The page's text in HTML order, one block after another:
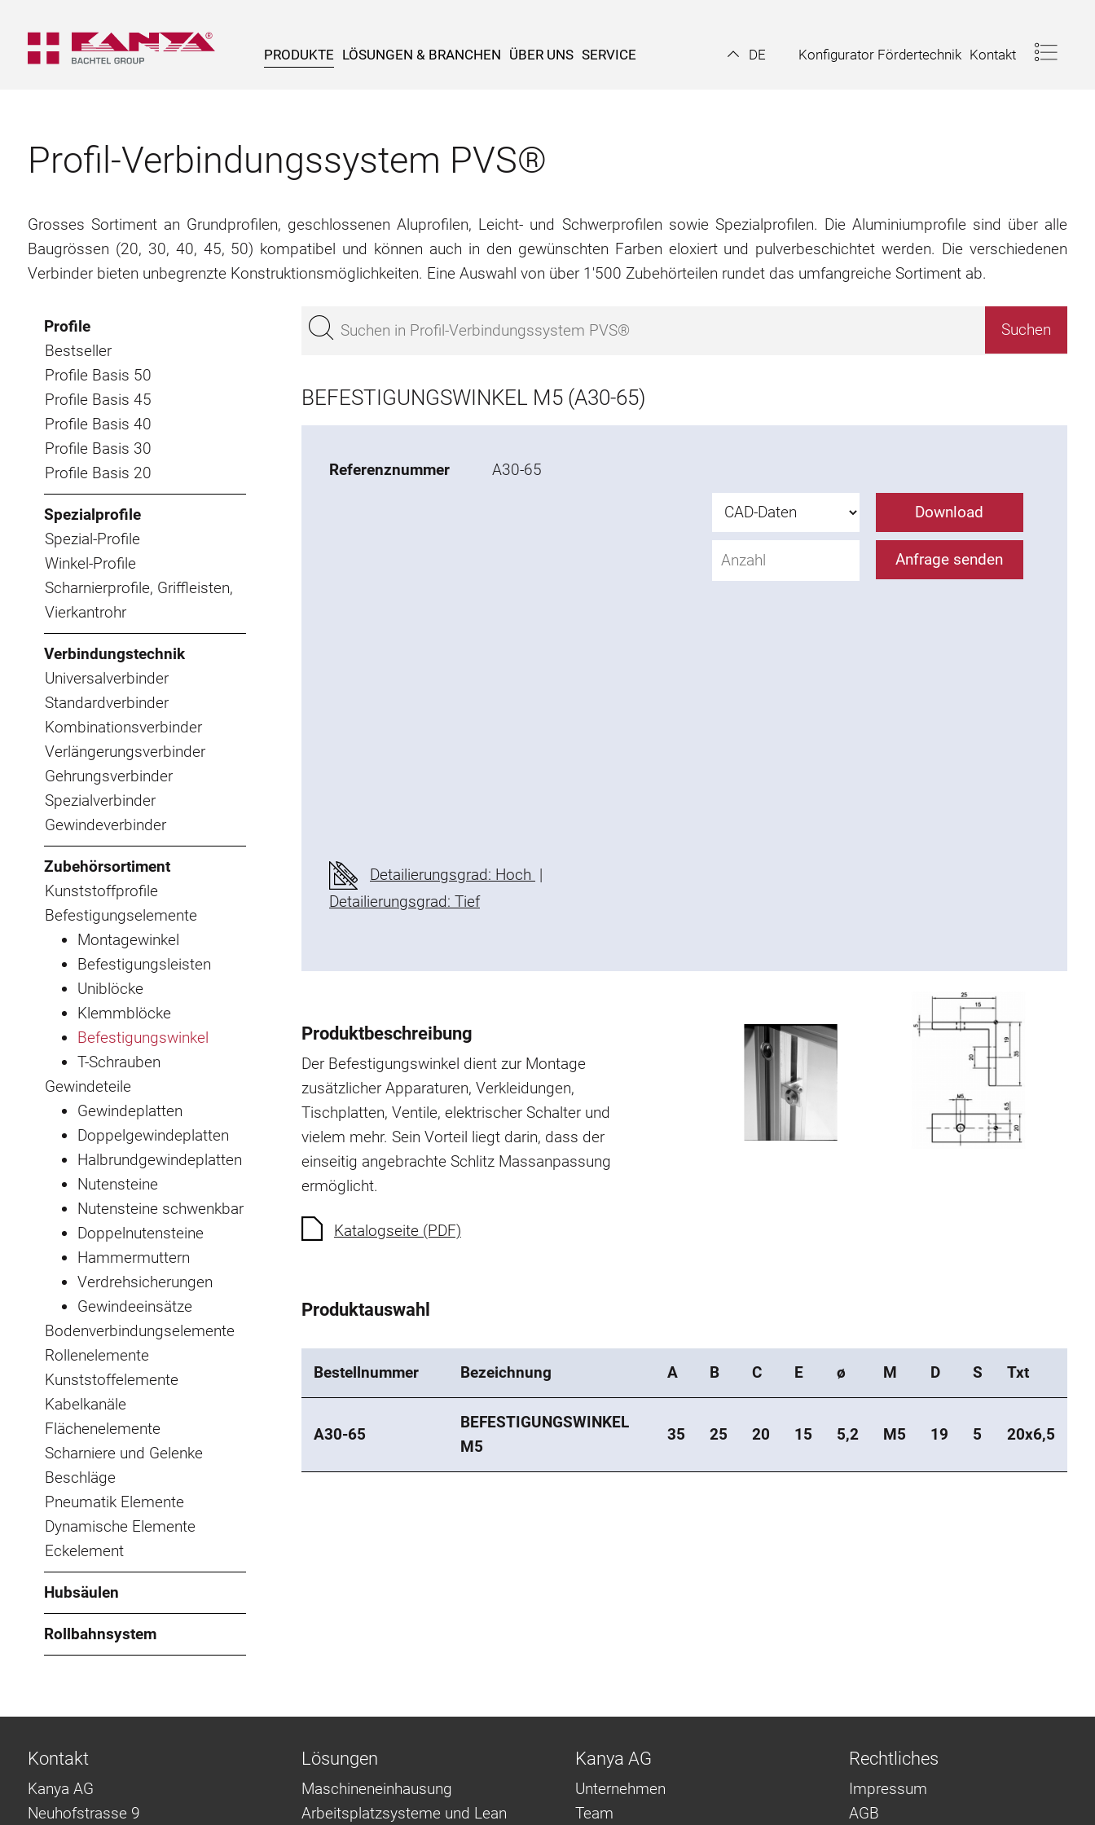
PRODUKTE LÖSUNGEN & BRANCHEN ÜBER UNS SERVICE DE Konfigurator Fördertechnik Kontakt
Profil-Verbindungssystem PVS®
Grosses Sortiment an Grundprofilen, geschlossenen Aluprofilen, Leicht- und Schwerprofilen sowie Spezialprofilen. Die Aluminiumprofile sind über alle
Baugrössen (20, 30, 40, 45, 50) kompatibel und können auch in den gewünschten Farben eloxiert und pulverbeschichtet werden. Die verschiedenen
Verbinder bieten unbegrenzte Konstruktionsmöglichkeiten. Eine Auswahl von über 1'500 Zubehörteilen rundet das umfangreiche Sortiment ab.
Profile
Bestseller
Profile Basis 50
Profile Basis 45
Profile Basis 40
Profile Basis 30
Profile Basis 20
Spezialprofile
Spezial-Profile
Winkel-Profile
Scharnierprofile, Griffleisten,
Vierkantrohr
Verbindungstechnik
Universalverbinder
Standardverbinder
Kombinationsverbinder
Verlängerungsverbinder
Gehrungsverbinder
Spezialverbinder
Gewindeverbinder
Zubehörsortiment
Kunststoffprofile
Befestigungselemente
Montagewinkel
Befestigungsleisten
Uniblöcke
Klemmblöcke
Befestigungswinkel
T-Schrauben
Gewindeteile
Gewindeplatten
Doppelgewindeplatten
Halbrundgewindeplatten
Nutensteine
Nutensteine schwenkbar
Doppelnutensteine
Hammermuttern
Verdrehsicherungen
Gewindeeinsätze
Bodenverbindungselemente
Rollenelemente
Kunststoffelemente
Kabelkanäle
Flächenelemente
Scharniere und Gelenke
Beschläge
Pneumatik Elemente
Dynamische Elemente
Eckelement
Hubsäulen
Rollbahnsystem
BEFESTIGUNGSWINKEL M5 (A30-65)
Referenznummer A30-65
Detailierungsgrad: Hoch |
Detailierungsgrad: Tief
Download
Anfrage senden
Produktbeschreibung
Der Befestigungswinkel dient zur Montage
zusätzlicher Apparaturen, Verkleidungen,
Tischplatten, Ventile, elektrischer Schalter und
vielem mehr. Sein Vorteil liegt darin, dass der
einseitig angebrachte Schlitz Massanpassung
ermöglicht.
Katalogseite (PDF)
Produktauswahl
Bestellnummer Bezeichnung A B C E ø M D S Txt
A30-65
BEFESTIGUNGSWINKEL
M5
35 25 20 15 5,2 M5 19 5 20x6,5
Kontakt
Kanya AG
Neuhofstrasse 9
Lösungen
Maschineneinhausung
Arbeitsplatzsysteme und Lean
Kanya AG
Unternehmen
Team
Rechtliches
Impressum
AGB